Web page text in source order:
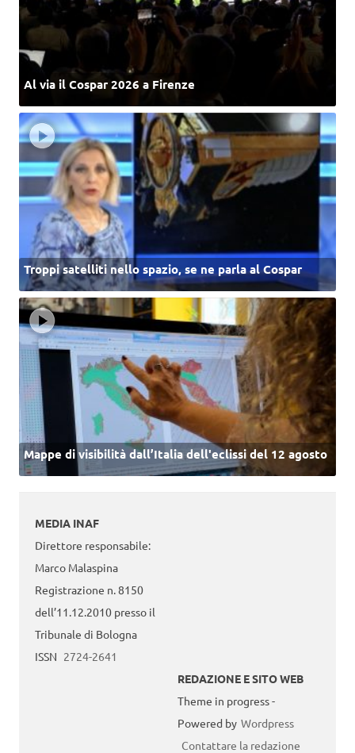
Al via il Cospar 2026 a Firenze
Troppi satelliti nello spazio, se ne parla al Cospar
Mappe di visibilità dall’Italia dell'eclissi del 12 agosto
MEDIA INAF
Direttore responsabile:
Marco Malaspina
Registrazione n. 8150
dell’11.12.2010 presso il
Tribunale di Bologna
ISSN 2724-2641
REDAZIONE E SITO WEB
Theme in progress -
Powered by Wordpress
Contattare la redazione